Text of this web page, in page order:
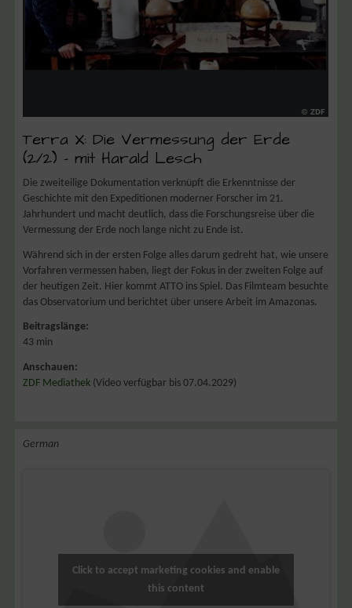
Terra X: Die Vermessung der Erde
(2/2) – mit Harald Lesch
Die zweiteilige Dokumentation verknüpft die Erkenntnisse der
Geschichte mit den Expeditionen moderner Forscher im 21.
Jahrhundert und macht deutlich, dass die Forschungsreise über die
Vermessung der Erde noch lange nicht zu Ende ist.
Während sich in der ersten Folge alles darum gedreht hat, wie unsere
Vorfahren vermessen haben, liegt der Fokus in der zweiten Folge auf
der heutigen Zeit. Hier kommt ATTO ins Spiel. Das Filmteam besuchte
das Observatorium und berichtet über unsere Arbeit im Amazonas.
Beitragslänge:
43 min
Anschauen:
ZDF Mediathek (Video verfügbar bis 07.04.2029)
German
Click to accept marketing cookies and enable
this content